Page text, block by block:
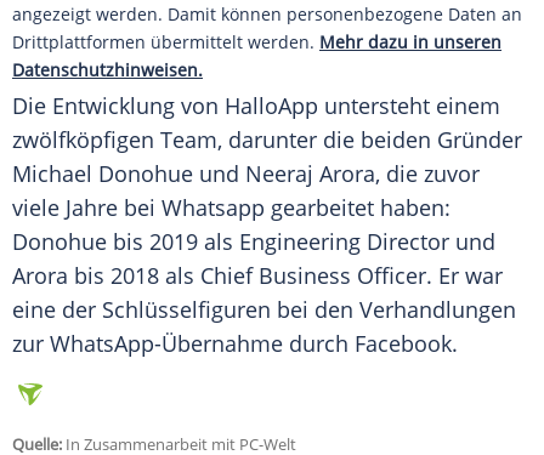
angezeigt werden. Damit können personenbezogene Daten an
Drittplattformen übermittelt werden. Mehr dazu in unseren
Datenschutzhinweisen.
Die Entwicklung von HalloApp untersteht einem
zwölfköpfigen Team, darunter die beiden Gründer
Michael Donohue und Neeraj Arora, die zuvor
viele Jahre bei Whatsapp gearbeitet haben:
Donohue bis 2019 als Engineering Director und
Arora bis 2018 als Chief Business Officer. Er war
eine der Schlüsselfiguren bei den Verhandlungen
zur WhatsApp-Übernahme durch Facebook.
Quelle: In Zusammenarbeit mit PC-Welt